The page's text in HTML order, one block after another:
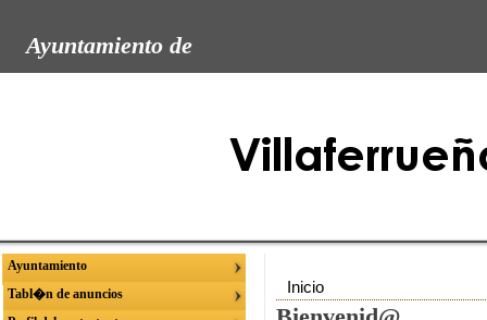
Ayuntamiento de
Ayuntamiento
Tabl�n de anuncios
Inicio